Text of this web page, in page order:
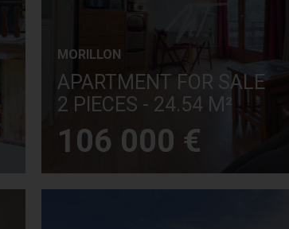
MORILLON
APARTMENT FOR SALE
2 PIECES - 24.54 M²
106 000 €